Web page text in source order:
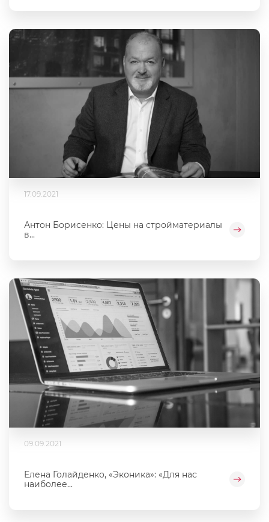
17.09.2021
Антон Борисенко: Цены на стройматериалы
в...
09.09.2021
Елена Голайденко, «Эконика»: «Для нас
наиболее...